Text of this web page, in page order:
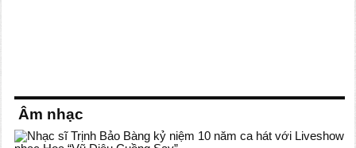
Âm nhạc